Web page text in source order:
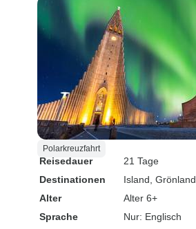
Polarkreuzfahrt
Reisedauer
21 Tage
Destinationen
Island , Grönland
Alter
Alter 6+
Sprache
Nur: Englisch